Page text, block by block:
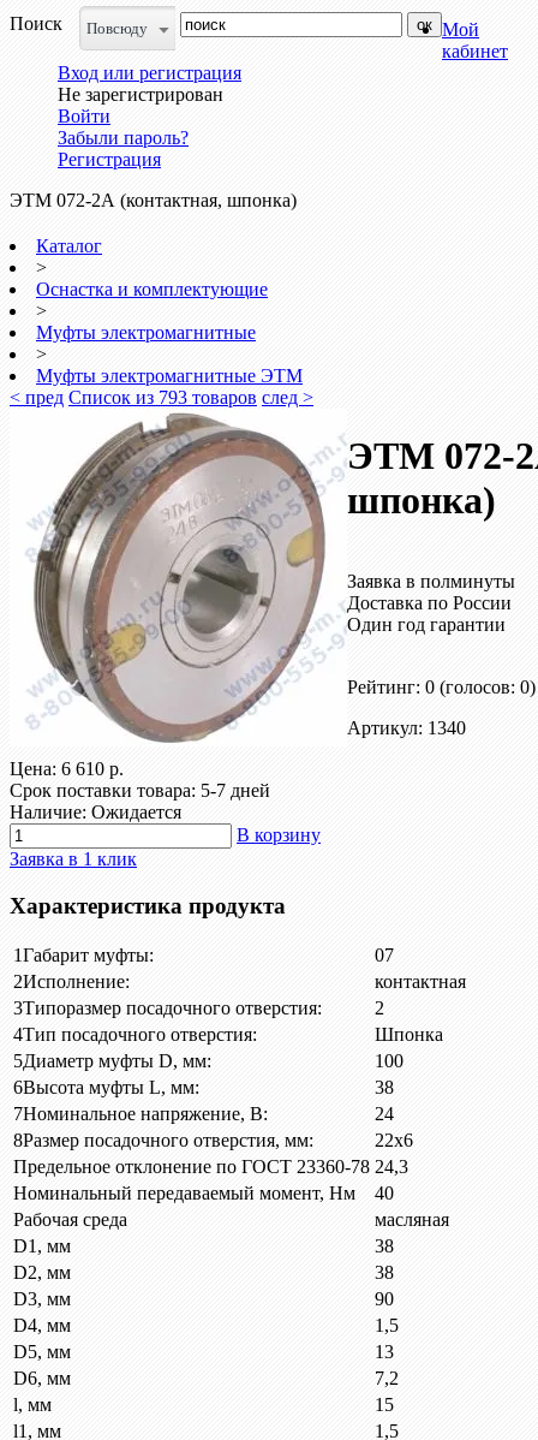
Поиск
Повсюду
Мой
кабинет
Вход или регистрация
Не зарегистрирован
Войти
Забыли пароль?
Регистрация
ЭТМ 072-2А (контактная, шпонка)
Каталог
>
Оснастка и комплектующие
>
Муфты электромагнитные
>
Муфты электромагнитные ЭТМ
< пред Список из 793 товаров след >
ЭТМ 072-
шпонка)
Заявка в полминуты
Доставка по России
Один год гарантии
Рейтинг: 0 (голосов: 0)
Артикул: 1340
Цена: 6 610 р.
Срок поставки товара: 5-7 дней
Наличие: Ожидается
В корзину
Заявка в 1 клик
Характеристика продукта
1Габарит муфты:
07
2Исполнение:
контактная
3Типоразмер посадочного отверстия:
2
4Тип посадочного отверстия:
Шпонка
5Диаметр муфты D, мм:
100
6Высота муфты L, мм:
38
7Номинальное напряжение, В:
24
8Размер посадочного отверстия, мм:
22х6
Предельное отклонение по ГОСТ 23360-78 24,3
Номинальный передаваемый момент, Нм
40
Рабочая среда
масляная
D1, мм
38
D2, мм
38
D3, мм
90
D4, мм
1,5
D5, мм
13
D6, мм
7,2
l, мм
15
l1, мм
1,5